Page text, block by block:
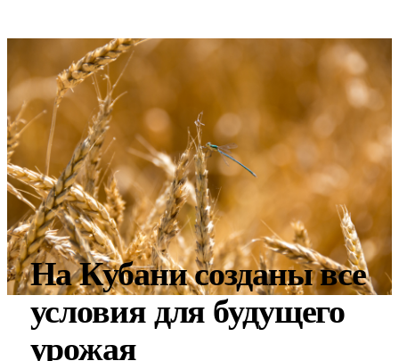
На Кубани созданы все
условия для будущего
урожая